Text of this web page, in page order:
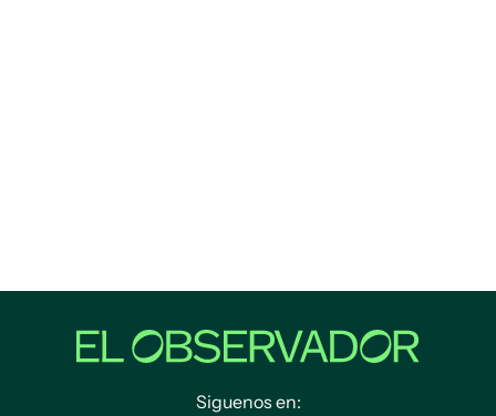
Siguenos en: